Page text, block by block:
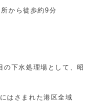
から徒歩約9分
下水処理場として、昭
はさまれた港区全域